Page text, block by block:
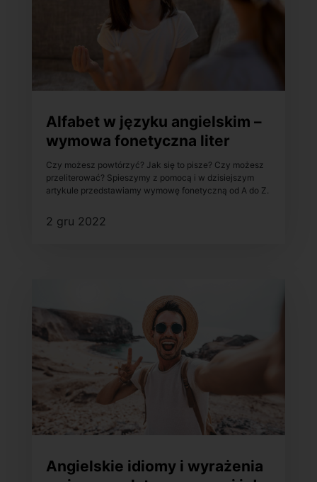
Alfabet w języku angielskim –
wymowa fonetyczna liter
Czy możesz powtórzyć? Jak się to pisze? Czy możesz
przeliterować? Spieszymy z pomocą i w dzisiejszym
artykule przedstawiamy wymowę fonetyczną od A do Z.
2 gru 2022
Angielskie idiomy i wyrażenia